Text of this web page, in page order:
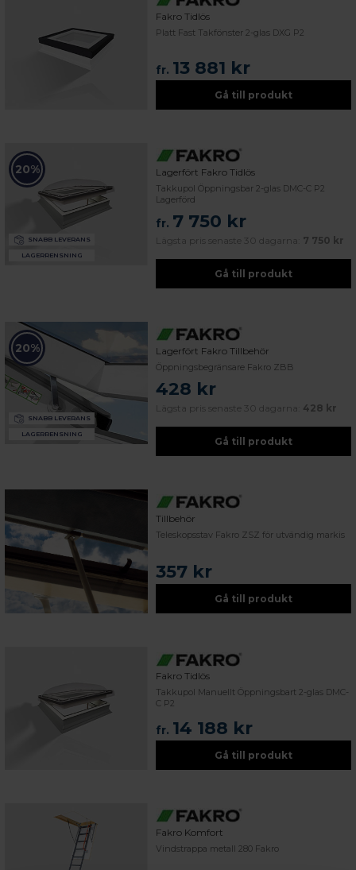
Fakro Tidlös
Platt Fast Takfönster 2-glas DXG P2
fr. 13 881 kr
Gå till produkt
20%
SNABB LEVERANS
LAGERRENSNING
Lagerfört Fakro Tidlös
Takkupol Öppningsbar 2-glas DMC-C P2
Lagerförd
fr. 7 750 kr
Lägsta pris senaste 30 dagarna: 7 750 kr
Gå till produkt
20%
SNABB LEVERANS
LAGERRENSNING
Lagerfört Fakro Tillbehör
Öppningsbegränsare Fakro ZBB
428 kr
Lägsta pris senaste 30 dagarna: 428 kr
Gå till produkt
Tillbehör
Teleskopsstav Fakro ZSZ för utvändig markis
357 kr
Gå till produkt
Fakro Tidlös
Takkupol Manuellt Öppningsbart 2-glas DMC-
C P2
fr. 14 188 kr
Gå till produkt
Fakro Komfort
Vindstrappa metall 280 Fakro